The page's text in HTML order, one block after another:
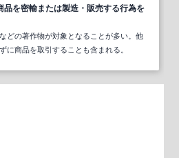
品を密輸または製造・販売する行為を
どの著作物が対象となることが多い。他
に商品を取引することも含まれる。